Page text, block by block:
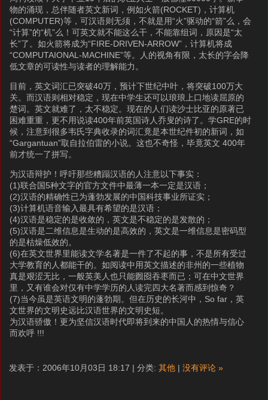
物的涌现，总伴随者英文新词，例如火箭(ROCKET)，计算机
(COMPUTER)等，可汉语则无须，不就是用“火”驱动的“箭”么，会
“计算”的“机”么！可英文就不能这么干，不能靠组词，原因是“太
长”了。如火箭将成为“FIRE-DRIVEN-ARROW”，计算机将成
“COMPUTAIONAL-MACHINE”等。人的视角有限，太长的字会降
低文章的可读性与读者的理解能力。
目前，英文词汇已突破40万，预计下世纪中叶，将突破100万大
关。而汉语则相对稳定，现在中学生还可以琅琅上口地读屈原的
楚词。英文就难了，太不稳定。现在的人们读沙士比亚的原著已
困难重重，更不用说读400年前英国诗人乔叟的诗了。学GRE的时
候，注意到很多韦氏字典收录的词汇竟是本世纪件初的新词，如
“Gargantuan”取自拉伯雷的小说。这也不奇怪，毕竟英文 400年
前才统一了拼写。
为汉语辩护！呼吁那些糟蹋汉语的人注意以下事实：
(1)联合国5种文字的官方文件中最薄一本一定是汉语；
(2)汉语的精确性已为蓬勃发展的中国科技事业所证实；
(3)计算机语音输入最具有希望的是汉语；
(4)汉语是稳定的是收敛的，英文是不稳定的是发散的；
(5)汉语是二维信息是生动的是高效的，英文是一维信息是密码型
的是枯燥低效的。
(6)在英文世界里能读文学名著是一件了不起的事，不是所有受过
大学教育的人都能干的。如阅读中用英文描述的非州的一些植物
真是艰涩无比，一般英美人也只能囫囵吞枣而已；可在中文世界
里，又有谁会对仅有中学学历的人读完四大名著而感到惊奇？
(7)当今虽是英语文明的蓬勃期。但在历史的长河中，So far，英
文世界的文明史远比汉语世界的文明史短。
为汉语骄傲！更为坚信汉语时代即将到来的中国人的热情与信心
而欢呼 !!!
发表于：2006年10月03日 18:17 | 分类: 其他 | 没有评论 »